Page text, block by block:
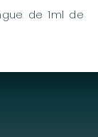
de 1ml de